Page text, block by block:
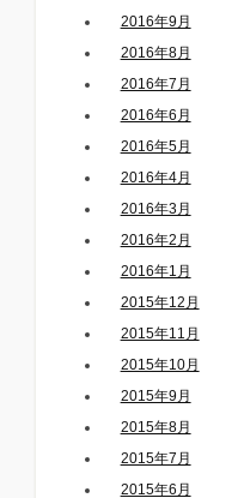
2016年9月
2016年8月
2016年7月
2016年6月
2016年5月
2016年4月
2016年3月
2016年2月
2016年1月
2015年12月
2015年11月
2015年10月
2015年9月
2015年8月
2015年7月
2015年6月